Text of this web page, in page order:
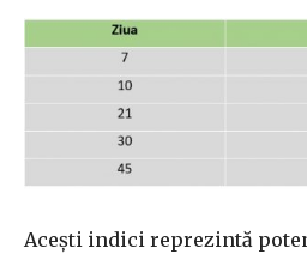
Acești indici reprezintă